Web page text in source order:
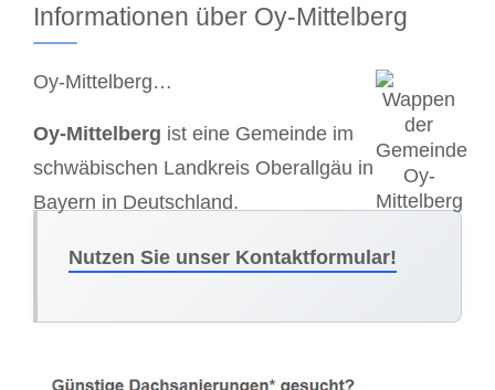
Informationen über Oy-Mittelberg
Oy-Mittelberg…
Oy-Mittelberg ist eine Gemeinde im
schwäbischen Landkreis Oberallgäu in
Bayern in Deutschland.
Nutzen Sie unser Kontaktformular!